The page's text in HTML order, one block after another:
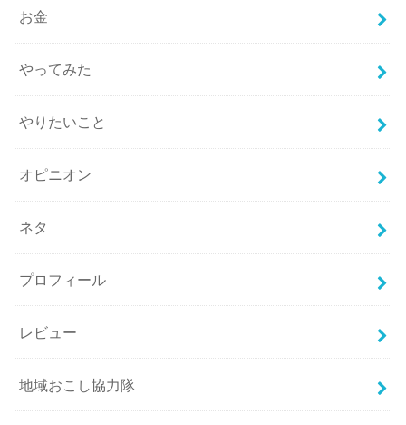
お金
やってみた
やりたいこと
オピニオン
ネタ
プロフィール
レビュー
地域おこし協力隊